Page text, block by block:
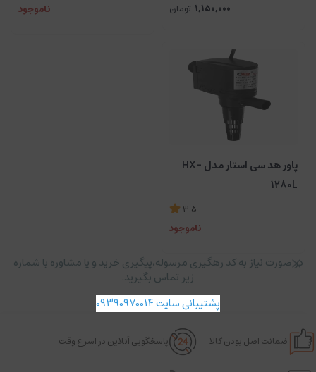
1,150,000 تومان ناموجود
پاور هد سی استار مدل HX-
1280L
3.5
ناموجود
ضمانت اصل بودن کالا پاسخگویی آنلاین در اسرع وقت
در صورت نیاز به کد رهگیری مرسوله،پیگیری خرید و یا مشاوره با شماره
زیر تماس بگیرید.
پشتیبانی سایت 09390970014